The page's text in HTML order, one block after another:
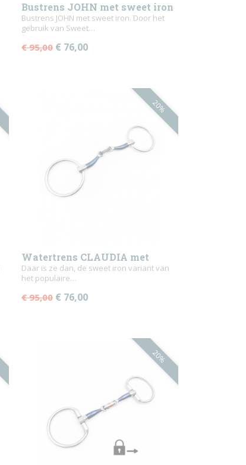
Bustrens JOHN met sweet iron
Bustrens JOHN met sweet iron. Door het
gebruik van Sweet…
€ 95,00 € 76,00
20%
Watertrens CLAUDIA met
tongvrijheid
Daar is ze dan, de sweet iron variant van
het populaire…
€ 95,00 € 76,00
20%